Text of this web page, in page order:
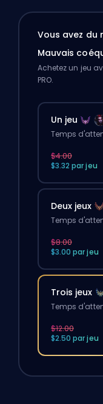
Vous avez du
Mauvais
Achetez un jeu
PRO.
Un jeu
Temps
$4.00
$3.32 par jeu
Deux jeux
Temps
$8.00
$3.00 par jeu
Trois jeux
Temps
$12.00
$2.50 par jeu